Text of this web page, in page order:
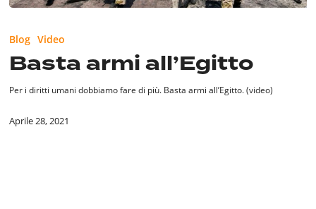
all’Egitto
Blog Video
Basta armi all’Egitto
Per i diritti umani dobbiamo fare di più. Basta armi all’Egitto. (video)
Aprile 28, 2021